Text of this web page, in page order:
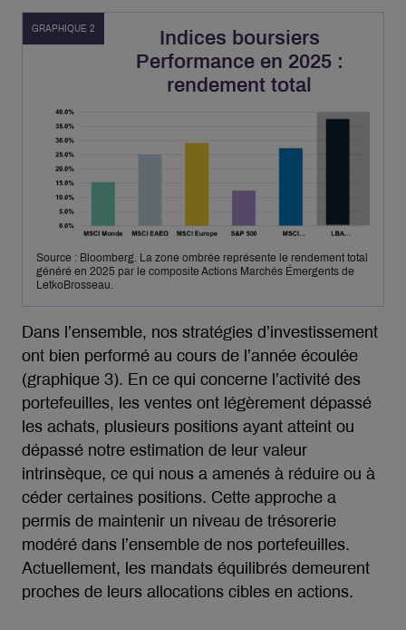
GRAPHIQUE 2
Indices boursiers
Performance en 2025 :
rendement total
Source : Bloomberg. La zone ombrée représente le rendement total
généré en 2025 par le composite Actions Marchés Émergents de
LetkoBrosseau.
Dans l’ensemble, nos stratégies d’investissement
ont bien performé au cours de l’année écoulée
(graphique 3). En ce qui concerne l’activité des
portefeuilles, les ventes ont légèrement dépassé
les achats, plusieurs positions ayant atteint ou
dépassé notre estimation de leur valeur
intrinsèque, ce qui nous a amenés à réduire ou à
céder certaines positions. Cette approche a
permis de maintenir un niveau de trésorerie
modéré dans l’ensemble de nos portefeuilles.
Actuellement, les mandats équilibrés demeurent
proches de leurs allocations cibles en actions.